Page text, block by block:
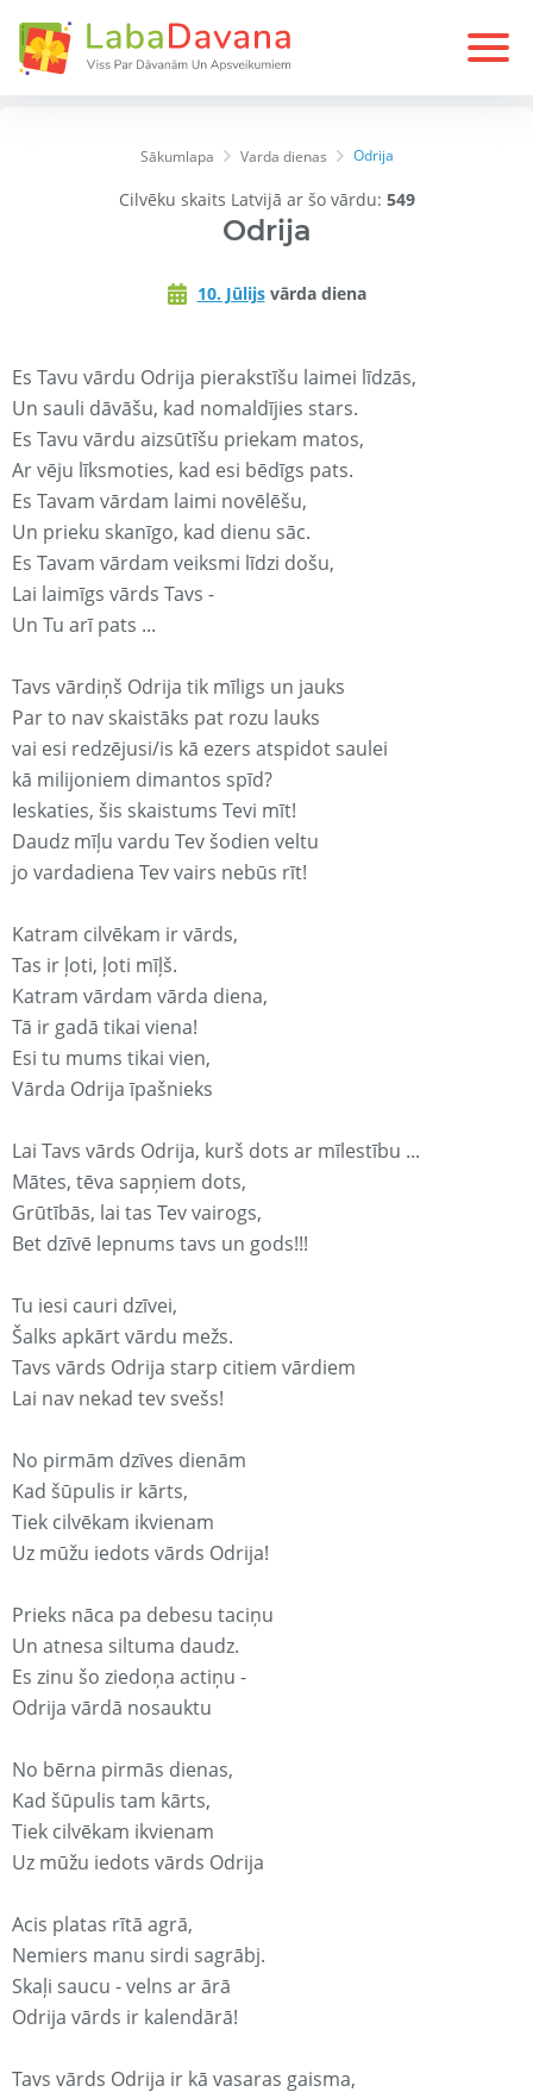
Sākumlapa Varda dienas Odrija
Cilvēku skaits Latvijā ar šo vārdu: 549
Odrija
10. Jūlijsvārda diena
Es Tavu vārdu Odrija pierakstīšu laimei līdzās,
Un sauli dāvāšu, kad nomaldījies stars.
Es Tavu vārdu aizsūtīšu priekam matos,
Ar vēju līksmoties, kad esi bēdīgs pats.
Es Tavam vārdam laimi novēlēšu,
Un prieku skanīgo, kad dienu sāc.
Es Tavam vārdam veiksmi līdzi došu,
Lai laimīgs vārds Tavs -
Un Tu arī pats ...
Tavs vārdiņš Odrija tik mīligs un jauks
Par to nav skaistāks pat rozu lauks
vai esi redzējusi/is kā ezers atspidot saulei
kā milijoniem dimantos spīd?
Ieskaties, šis skaistums Tevi mīt!
Daudz mīļu vardu Tev šodien veltu
jo vardadiena Tev vairs nebūs rīt!
Katram cilvēkam ir vārds,
Tas ir ļoti, ļoti mīļš.
Katram vārdam vārda diena,
Tā ir gadā tikai viena!
Esi tu mums tikai vien,
Vārda Odrija īpašnieks
Lai Tavs vārds Odrija, kurš dots ar mīlestību ...
Mātes, tēva sapņiem dots,
Grūtībās, lai tas Tev vairogs,
Bet dzīvē lepnums tavs un gods!!!
Tu iesi cauri dzīvei,
Šalks apkārt vārdu mežs.
Tavs vārds Odrija starp citiem vārdiem
Lai nav nekad tev svešs!
No pirmām dzīves dienām
Kad šūpulis ir kārts,
Tiek cilvēkam ikvienam
Uz mūžu iedots vārds Odrija!
Prieks nāca pa debesu taciņu
Un atnesa siltuma daudz.
Es zinu šo ziedoņa actiņu -
Odrija vārdā nosauktu
No bērna pirmās dienas,
Kad šūpulis tam kārts,
Tiek cilvēkam ikvienam
Uz mūžu iedots vārds Odrija
Acis platas rītā agrā,
Nemiers manu sirdi sagrābj.
Skaļi saucu - velns ar ārā
Odrija vārds ir kalendārā!
Tavs vārds Odrija ir kā vasaras gaisma,